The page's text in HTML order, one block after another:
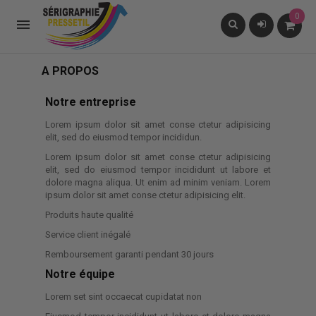
 0
A PROPOS
Notre entreprise
Lorem ipsum dolor sit amet conse ctetur adipisicing
elit, sed do eiusmod tempor incididun.
Lorem ipsum dolor sit amet conse ctetur adipisicing
elit, sed do eiusmod tempor incididunt ut labore et
dolore magna aliqua. Ut enim ad minim veniam. Lorem
ipsum dolor sit amet conse ctetur adipisicing elit.
Produits haute qualité
Service client inégalé
Remboursement garanti pendant 30 jours
Notre équipe
Lorem set sint occaecat cupidatat non